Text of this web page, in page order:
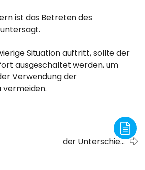
ist das Betreten des
Situation auftritt, sollte der
ausgeschaltet werden, um
Verwendung der
vermeiden.
der Unterschied